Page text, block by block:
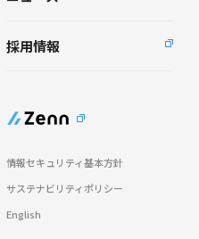
採用情報
情報セキュリティ基本方針
サステナビリティポリシー
English